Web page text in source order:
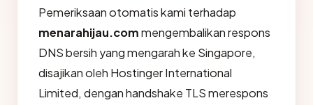
Pemeriksaan otomatis kami terhadap
menarahijau.commengembalikan respons
DNS bersih yang mengarah ke Singapore,
disajikan oleh Hostinger International
Limited, dengan handshake TLS merespons